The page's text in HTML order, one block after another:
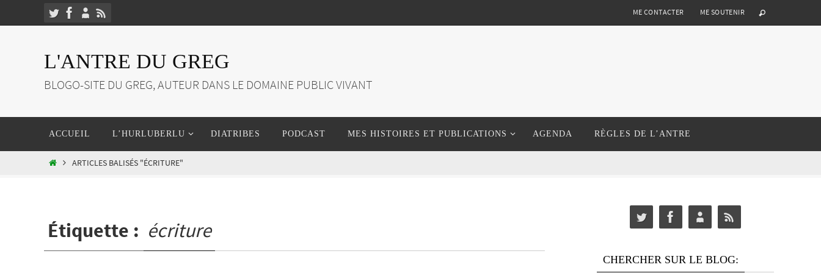
vers
ME CONTACTER ME SOUTENIR
L'ANTRE DU GREG
BLOGO-SITE DU GREG, AUTEUR DANS LE DOMAINE PUBLIC VIVANT
le
ACCUEIL L’HURLUBERLU DIATRIBES PODCAST MES HISTOIRES ET PUBLICATIONS AGENDA RÈGLES DE L’ANTRE
HOMEARTICLES BALISÉS "ÉCRITURE"
Étiquette : écriture
CHERCHER SUR LE BLOG: